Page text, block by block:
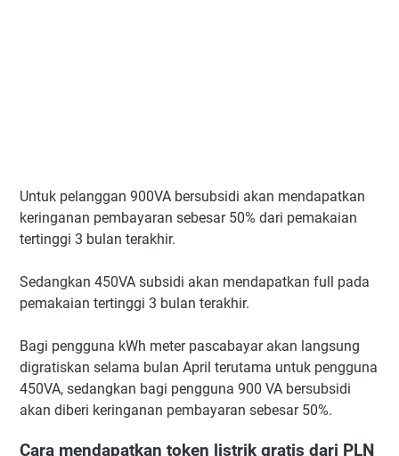
Untuk pelanggan 900VA bersubsidi akan mendapatkan
keringanan pembayaran sebesar 50% dari pemakaian
tertinggi 3 bulan terakhir.
Sedangkan 450VA subsidi akan mendapatkan full pada
pemakaian tertinggi 3 bulan terakhir.
Bagi pengguna kWh meter pascabayar akan langsung
digratiskan selama bulan April terutama untuk pengguna
450VA, sedangkan bagi pengguna 900 VA bersubsidi
akan diberi keringanan pembayaran sebesar 50%.
Cara mendapatkan token listrik gratis dari PLN